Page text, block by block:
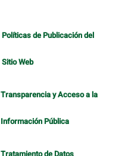
Políticas de Publicación del
Sitio Web
Transparencia y Acceso a la
Información Pública